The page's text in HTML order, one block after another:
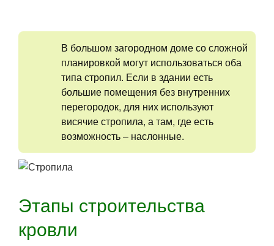
В большом загородном доме со сложной
планировкой могут использоваться оба
типа стропил. Если в здании есть
большие помещения без внутренних
перегородок, для них используют
висячие стропила, а там, где есть
возможность – наслонные.
Этапы строительства
кровли